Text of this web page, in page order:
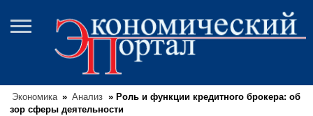
Экономика » Анализ » Роль и функции кредитного брокера: об
зор сферы деятельности